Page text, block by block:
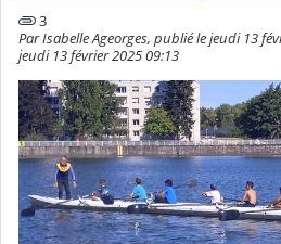
3
Par Isabelle Ageorges, publié le jeudi 13
jeudi 13 février 2025 09:13